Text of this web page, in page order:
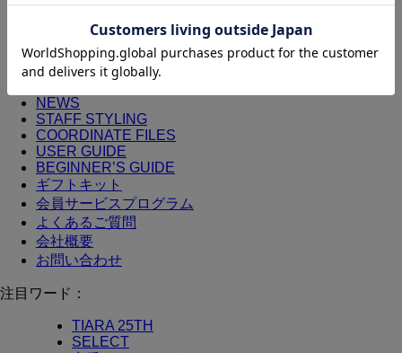
手鏡/メイクミラー
その他
ALL
その他
NEWS
STAFF STYLING
COORDINATE FILES
USER GUIDE
BEGINNER’S GUIDE
ギフトキット
会員サービスプログラム
よくあるご質問
会社概要
お問い合わせ
注目ワード：
TIARA 25TH
SELECT